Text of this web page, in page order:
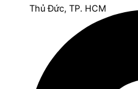
Thủ Đức, TP. HCM